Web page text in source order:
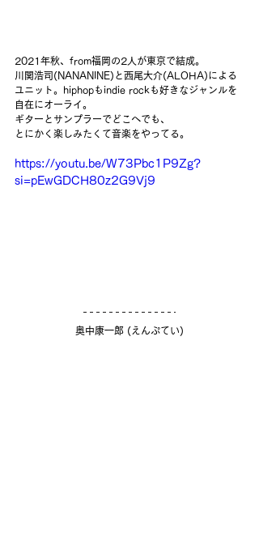
2021年秋、from福岡の2人が東京で結成。
川関浩司(NANANINE)と西尾大介(ALOHA)による
ユニット。hiphopもindie rockも好きなジャンルを
自在にオーライ。
ギターとサンプラーでどこへでも、
とにかく楽しみたくて音楽をやってる。
https://youtu.be/W73Pbc1P9Zg?
si=pEwGDCH80z2G9Vj9
奥中康一郎 (えんぷてい)